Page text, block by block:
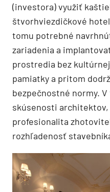
(investora) využiť
štvorhviezdičkové
tomu potrebné
zariadenia a
prostredia bez
pamiatky a pritom
bezpečnostné normy.
skúsenosti
profesionalita
rozhľadenosť